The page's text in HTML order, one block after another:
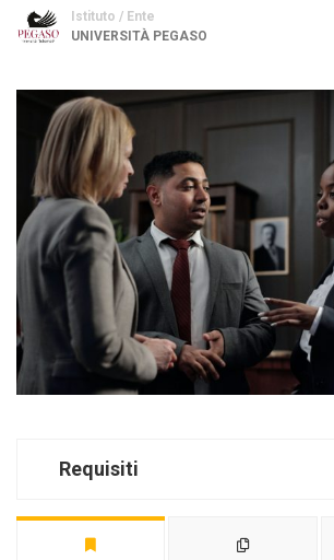
Istituto / Ente
UNIVERSITÀ PEGASO
Requisiti